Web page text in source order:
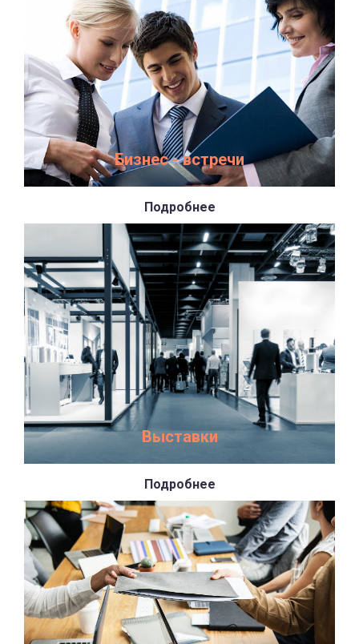
Бизнес - встречи
Подробнее
Выставки
Подробнее